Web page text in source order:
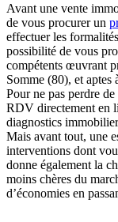
Avant une vente
de vous procurer un
effectuer les
possibilité de vous
compétents œuvrant
Somme (80), et
Pour ne pas perdre
RDV directement en
diagnostics
Mais avant tout, une
interventions dont
donne également la
moins chères du
d’économies en